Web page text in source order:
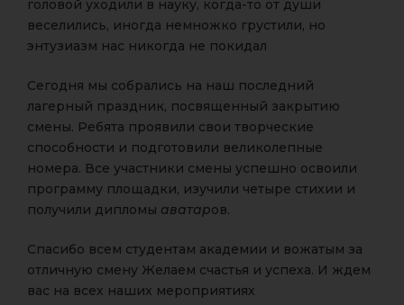
головой уходили в науку, когда-то от души
веселились, иногда немножко грустили, но
энтузиазм нас никогда не покидал
Сегодня мы собрались на наш последний
лагерный праздник, посвященный закрытию
смены. Ребята проявили свои творческие
способности и подготовили великолепные
номера. Все участники смены успешно освоили
программу площадки, изучили четыре стихии и
получили дипломы аватаров.
Спасибо всем студентам академии и вожатым за
отличную смену Желаем счастья и успеха. И ждем
вас на всех наших мероприятиях